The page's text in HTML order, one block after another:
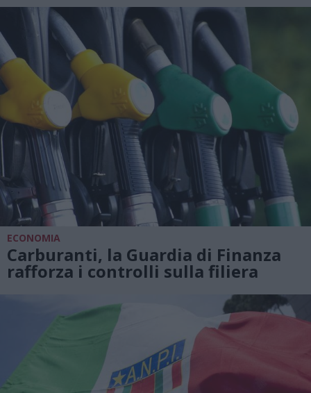
ECONOMIA
Carburanti, la Guardia di Finanza
rafforza i controlli sulla filiera